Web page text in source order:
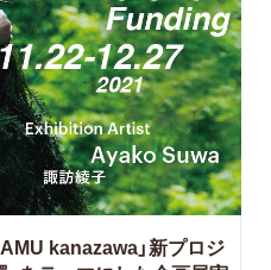
kanazawa」新プロジ